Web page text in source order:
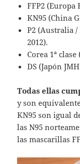
FFP2 (Europa
KN95 (China
P2 (Australia /
2012).
Corea 1ª clase
DS (Japón
Todas ellas
y son
KN95 son igual
las N95
las mascarillas